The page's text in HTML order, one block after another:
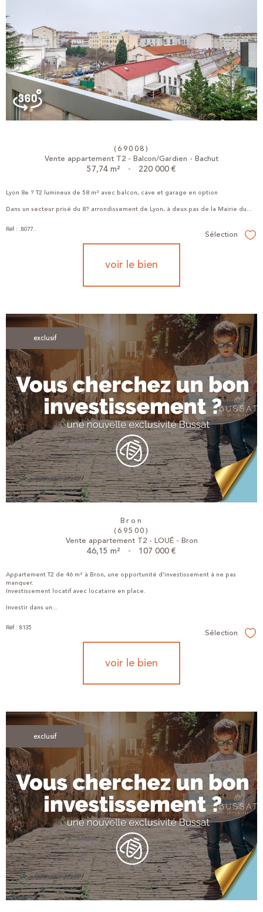
(69008)
Vente appartement T2 - Balcon/Gardien - Bachut
57,74 m² - 220 000 €
Lyon 8e ? T2 lumineux de 58 m² avec balcon, cave et garage en option
Dans un secteur prisé du 8? arrondissement de Lyon, à deux pas de la Mairie du...
Réf : .8077.. Sélection
voir le bien
exclusif
Bron
(69500)
Vente appartement T2 - LOUÉ - Bron
46,15 m² - 107 000 €
Appartement T2 de 46 m² à Bron, une opportunité d'investissement à ne pas
manquer.
Investissement locatif avec locataire en place.
Investir dans un...
Réf : 8135 Sélection
voir le bien
exclusif